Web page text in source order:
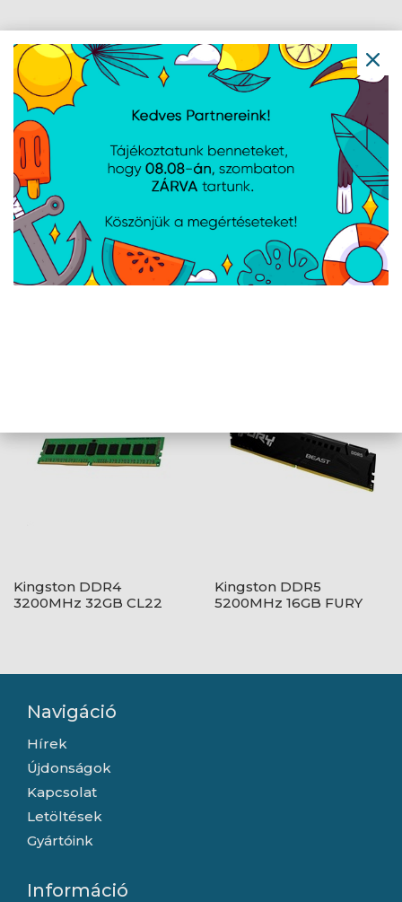
AJÁNLATUNKBÓL
Kingston DDR4
3200MHz 32GB CL22
Kingston DDR5
5200MHz 16GB FURY
Navigáció
Hírek
Újdonságok
Kapcsolat
Letöltések
Gyártóink
Információ